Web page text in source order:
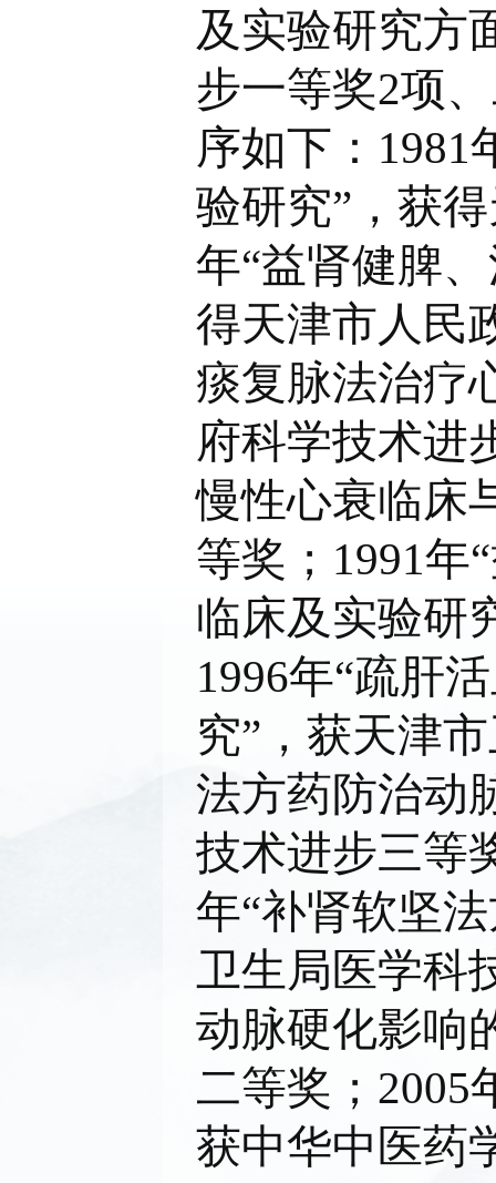
及实验研究方
步一等奖2项
序如下：1981
验研究”，获
年“益肾健脾
得天津市人民
痰复脉法治疗
府科学技术进
慢性心衰临床
等奖；1991
临床及实验研
1996年“疏肝
究”，获天津
法方药防治动
技术进步三等
年“补肾软坚
卫生局医学科
动脉硬化影响
二等奖；2005
获中华中医药